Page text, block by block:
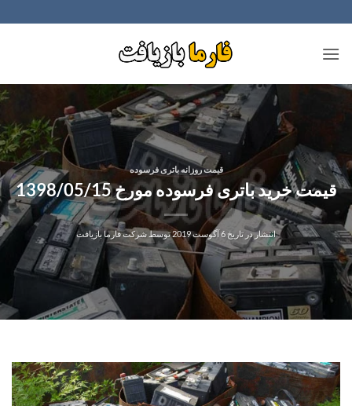
to
content
قیمت روزانه باتری فرسوده
قیمت خرید باتری فرسوده مورخ 1398/05/15
انتشار در تاریخ6 آگوست 2019 توسطشرکت فارما بازیافت